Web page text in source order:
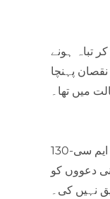
تباہ ہونے
کے کسی ناکام ریسکیو آپریشن کی۔ پہلے کے واقعات میں ایک ایف-35 کو نقصان پہنچا
میں تھا۔
دستیاب ویڈیوز اور تصاویر میں ایم ایچ-60 جی امریکی کمبیٹ ریسکیو ہیلی کاپٹر اور ایچ سی-130 یا ایم سی-130
دعووں کو
نہیں کی۔